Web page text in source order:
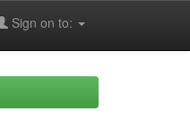
Sign on to: